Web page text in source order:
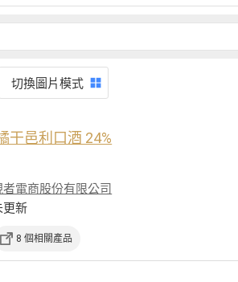
切換圖片模式
干邑利口酒 24%
者電商股份有限公司
更新
8 個相關產品